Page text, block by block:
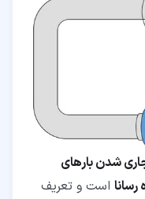
شدن بارهای
است و تعریف